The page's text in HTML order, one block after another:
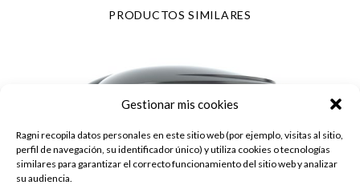
Gestionar mis cookies
Ragni recopila datos personales en este sitio web (por ejemplo, visitas al sitio,
perfil de navegación, su identificador único) y utiliza cookies o tecnologías
similares para garantizar el correcto funcionamiento del sitio web y analizar
su audiencia.
PRODUCTOS SIMILARES